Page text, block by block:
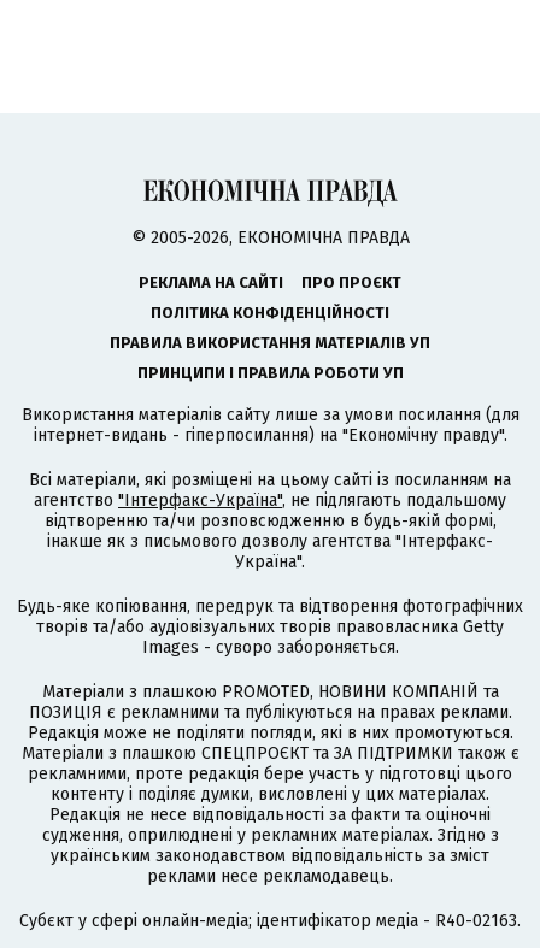
© 2005-2026, ЕКОНОМІЧНА ПРАВДА
РЕКЛАМА НА САЙТІ
ПРО ПРОЄКТ
ПОЛІТИКА КОНФІДЕНЦІЙНОСТІ
ПРАВИЛА ВИКОРИСТАННЯ МАТЕРІАЛІВ УП
ПРИНЦИПИ І ПРАВИЛА РОБОТИ УП
Використання матеріалів сайту лише за умови посилання (для
інтернет-видань - гіперпосилання) на "Економічну правду".
Всі матеріали, які розміщені на цьому сайті із посиланням на
агентство "Інтерфакс-Україна", не підлягають подальшому
відтворенню та/чи розповсюдженню в будь-якій формі,
інакше як з письмового дозволу агентства "Інтерфакс-
Україна".
Будь-яке копіювання, передрук та відтворення фотографічних
творів та/або аудіовізуальних творів правовласника Getty
Images - суворо забороняється.
Матеріали з плашкою PROMOTED, НОВИНИ КОМПАНІЙ та
ПОЗИЦІЯ є рекламними та публікуються на правах реклами.
Редакція може не поділяти погляди, які в них промотуються.
Матеріали з плашкою СПЕЦПРОЄКТ та ЗА ПІДТРИМКИ також є
рекламними, проте редакція бере участь у підготовці цього
контенту і поділяє думки, висловлені у цих матеріалах.
Редакція не несе відповідальності за факти та оціночні
судження, оприлюднені у рекламних матеріалах. Згідно з
українським законодавством відповідальність за зміст
реклами несе рекламодавець.
Cубєкт у сфері онлайн-медіа; ідентифікатор медіа - R40-02163.